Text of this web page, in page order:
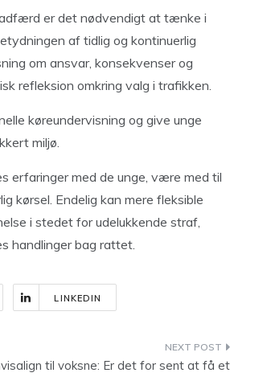
adfærd er det nødvendigt at tænke i
af tidlig og kontinuerlig
om ansvar, konsekvenser og
refleksion omkring valg i trafikken.
køreundervisning og give unge
miljø.
erfaringer med de unge, være med til
kørsel. Endelig kan mere fleksible
i stedet for udelukkende straf,
handlinger bag rattet.
LINKEDIN
til voksne: Er det for sent at få et